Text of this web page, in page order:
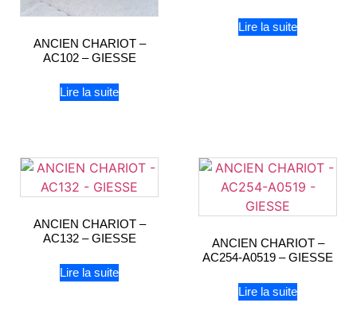
ANCIEN CHARIOT –
AC102 – GIESSE
Lire la suite
Lire la suite
ANCIEN CHARIOT –
AC132 – GIESSE
Lire la suite
ANCIEN CHARIOT –
AC254-A0519 – GIESSE
Lire la suite